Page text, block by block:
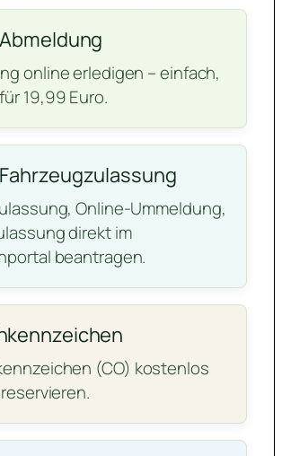
online erledigen – einfach,
19,99 Euro.
Online-Ummeldung,
direkt im
beantragen.
(CO) kostenlos